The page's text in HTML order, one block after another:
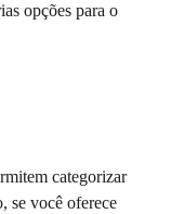
opções para o
categorizar
se você oferece